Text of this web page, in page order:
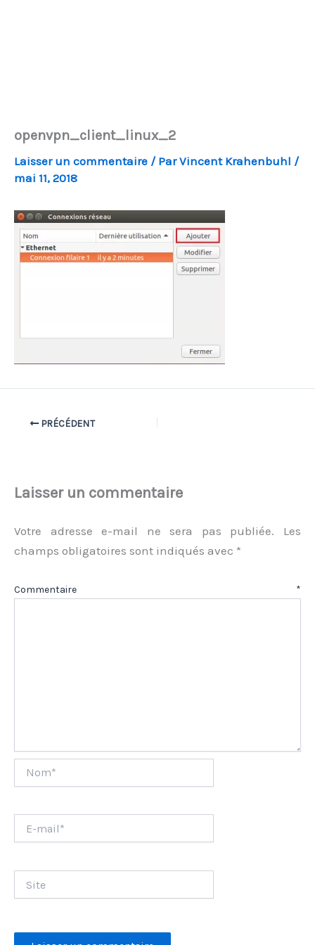
openvpn_client_linux_2
Laisser un commentaire / ParVincent Krahenbuhl /
mai 11, 2018
PRÉCÉDENT
Laisser un commentaire
Votre adresse e-mail ne sera pas publiée.
Les
champs obligatoires sont indiqués avec *
Commentaire *
mail*